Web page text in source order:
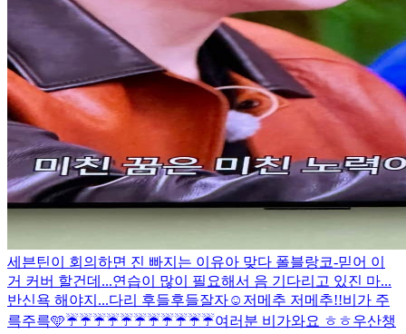
세븐틴이 회의하면 진 빠지는 이유아 맞다 폴블랑코-믿어 이
거 커버 할건데...연습이 많이 필요해서 음 기다리고 있진 마...
반신욕 해야지...다리 후들후들잘자☺️ 저메추 저메추!!비가 주
륵주륵🩵☔️☔️☔️☔️☔️☔️☔️☔️☔️☔️☔️여러분 비가와요 ㅎㅎ우산챙